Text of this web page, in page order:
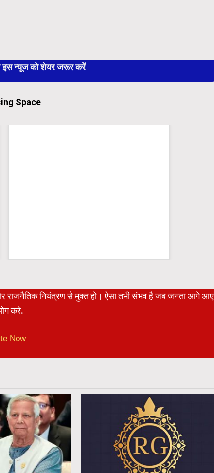
इस न्यूज को शेयर जरूर करें
Space
राजनैतिक नियंत्रण से मुक्त हो। ऐसा तभी संभव है जब जनता आगे आए
करे.
Now